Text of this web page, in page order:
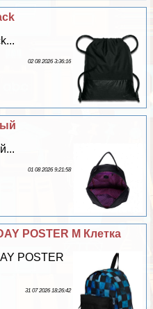
02 08 2026 3:36:16
01 08 2026 9:21:58
POSTER M Клетка
POSTER
31 07 2026 18:26:42